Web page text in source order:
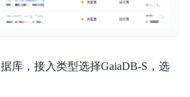
库，接入类型选择GaiaDB-S，选